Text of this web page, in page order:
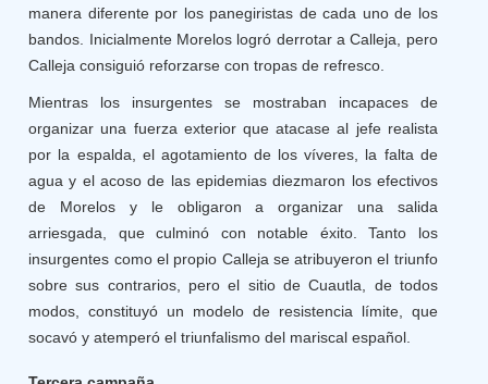
manera diferente por los panegiristas de cada uno de los
bandos. Inicialmente Morelos logró derrotar a Calleja, pero
Calleja consiguió reforzarse con tropas de refresco.
Mientras los insurgentes se mostraban incapaces de
organizar una fuerza exterior que atacase al jefe realista
por la espalda, el agotamiento de los víveres, la falta de
agua y el acoso de las epidemias diezmaron los efectivos
de Morelos y le obligaron a organizar una salida
arriesgada, que culminó con notable éxito. Tanto los
insurgentes como el propio Calleja se atribuyeron el triunfo
sobre sus contrarios, pero el sitio de Cuautla, de todos
modos, constituyó un modelo de resistencia límite, que
socavó y atemperó el triunfalismo del mariscal español.